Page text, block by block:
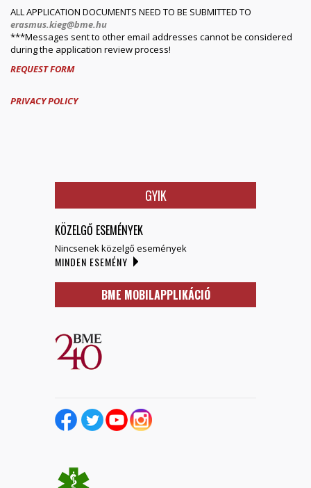
ALL APPLICATION DOCUMENTS NEED TO BE SUBMITTED TO
erasmus.kieg@bme.hu
***Messages sent to other email addresses cannot be considered
during the application review process!
REQUEST FORM
PRIVACY POLICY
GYIK
KÖZELGŐ ESEMÉNYEK
Nincsenek közelgő események
MINDEN ESEMÉNY
BME MOBILAPPLIKÁCIÓ